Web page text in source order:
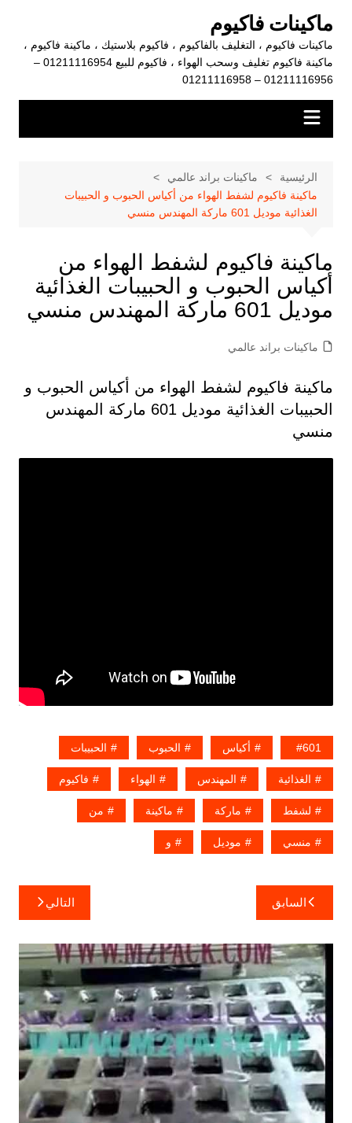
المحتوى
ماكينات فاكيوم
ماكينات فاكيوم ، التغليف بالفاكيوم ، فاكيوم بلاستيك ، ماكينة فاكيوم ،
ماكينة فاكيوم تغليف وسحب الهواء ، فاكيوم للبيع 01211116954 –
01211116956 – 01211116958
الرئيسية
ماكينات براند عالمي
ماكينة فاكيوم لشفط الهواء من أكياس الحبوب و الحبيبات
الغذائية موديل 601 ماركة المهندس منسي
ماكينة فاكيوم لشفط الهواء من
أكياس الحبوب و الحبيبات الغذائية
موديل 601 ماركة المهندس منسي
ماكينات براند عالمي
ماكينة فاكيوم لشفط الهواء من أكياس الحبوب و
الحبيبات الغذائية موديل 601 ماركة المهندس
منسي
601 أكياس الحبوب الحبيبات
الغذائية المهندس الهواء فاكيوم
لشفط ماركة ماكينة من
منسي موديل و
تصفّح
المقالات
السابق التالي